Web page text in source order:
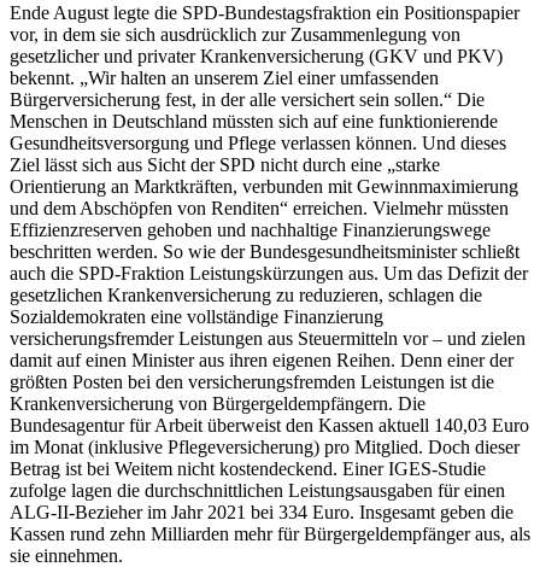
Ende August legte die SPD-Bundestagsfraktion ein Positionspapier
vor, in dem sie sich ausdrücklich zur Zusammenlegung von
gesetzlicher und privater Krankenversicherung (GKV und PKV)
bekennt. „Wir halten an unserem Ziel einer umfassenden
Bürgerversicherung fest, in der alle versichert sein sollen.“ Die
Menschen in Deutschland müssten sich auf eine funktionierende
Gesundheitsversorgung und Pflege verlassen können. Und dieses
Ziel lässt sich aus Sicht der SPD nicht durch eine „starke
Orientierung an Marktkräften, verbunden mit Gewinnmaximierung
und dem Abschöpfen von Renditen“ erreichen. Vielmehr müssten
Effizienzreserven gehoben und nachhaltige Finanzierungswege
beschritten werden. So wie der Bundesgesundheitsminister schließt
auch die SPD-Fraktion Leistungskürzungen aus. Um das Defizit der
gesetzlichen Krankenversicherung zu reduzieren, schlagen die
Sozialdemokraten eine vollständige Finanzierung
versicherungsfremder Leistungen aus Steuermitteln vor – und zielen
damit auf einen Minister aus ihren eigenen Reihen. Denn einer der
größten Posten bei den versicherungsfremden Leistungen ist die
Krankenversicherung von Bürgergeldempfängern. Die
Bundesagentur für Arbeit überweist den Kassen aktuell 140,03 Euro
im Monat (inklusive Pflegeversicherung) pro Mitglied. Doch dieser
Betrag ist bei Weitem nicht kostendeckend. Einer IGES-Studie
zufolge lagen die durchschnittlichen Leistungsausgaben für einen
ALG-II-Bezieher im Jahr 2021 bei 334 Euro. Insgesamt geben die
Kassen rund zehn Milliarden mehr für Bürgergeldempfänger aus, als
sie einnehmen.